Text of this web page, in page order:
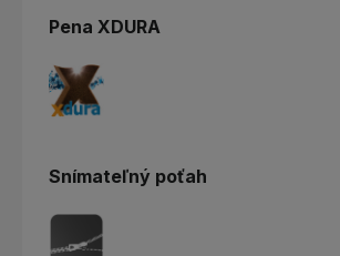
Pena XDURA
Snímateľný poťah